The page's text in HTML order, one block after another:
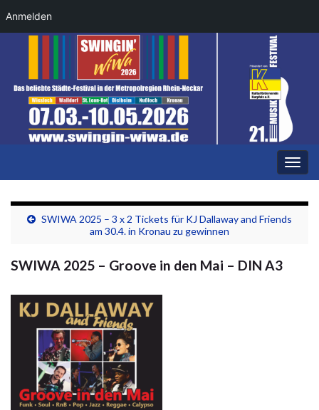
Anmelden
SWIWA 2025 – 3 x 2 Tickets für KJ Dallaway and Friends
am 30.4. in Kronau zu gewinnen
SWIWA 2025 – Groove in den Mai – DIN A3